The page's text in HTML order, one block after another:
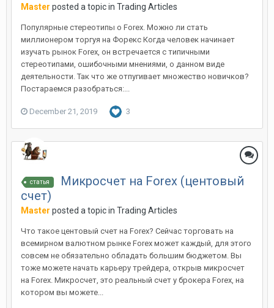
Master posted a topic in Trading Articles
Популярные стереотипы о Forex. Можно ли стать
миллионером торгуя на Форекс Когда человек начинает
изучать рынок Forex, он встречается с типичными
стереотипами, ошибочными мнениями, о данном виде
деятельности. Так что же отпугивает множество новичков?
Постараемся разобраться:...
December 21, 2019 3
статья
Микросчет на Forex (центовый
счет)
Master posted a topic in Trading Articles
Что такое центовый счет на Forex? Сейчас торговать на
всемирном валютном рынке Forex может каждый, для этого
совсем не обязательно обладать большим бюджетом. Вы
тоже можете начать карьеру трейдера, открыв микросчет
на Forex. Микросчет, это реальный счет у брокера Forex, на
котором вы можете...